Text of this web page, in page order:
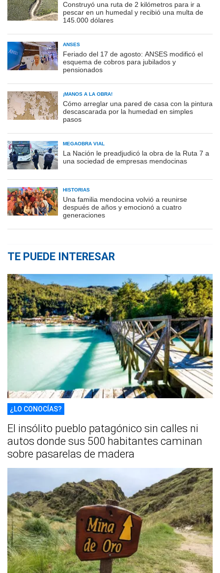
Construyó una ruta de 2 kilómetros para ir a
pescar en un humedal y recibió una multa de
145.000 dólares
ANSES
Feriado del 17 de agosto: ANSES modificó el
esquema de cobros para jubilados y
pensionados
¡MANOS A LA OBRA!
Cómo arreglar una pared de casa con la pintura
descascarada por la humedad en simples
pasos
MEGAOBRA VIAL
La Nación le preadjudicó la obra de la Ruta 7 a
una sociedad de empresas mendocinas
HISTORIAS
Una familia mendocina volvió a reunirse
después de años y emocionó a cuatro
generaciones
TE PUEDE INTERESAR
¿LO CONOCÍAS?
El insólito pueblo patagónico sin calles ni
autos donde sus 500 habitantes caminan
sobre pasarelas de madera